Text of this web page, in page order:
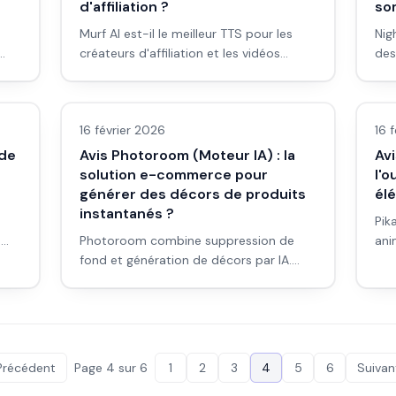
d'affiliation ?
Murf AI est-il le meilleur TTS pour les
créateurs d'affiliation et les vidéos
Avis outils/services
16 février 2026
Avis Photoroom (Moteur IA) : la
solution e-commerce pour
générer des décors de produits
instantanés ?
Photoroom combine suppression de
fond et génération de décors par IA.
16
Page 4 sur 6 1 2 3 4 5 6